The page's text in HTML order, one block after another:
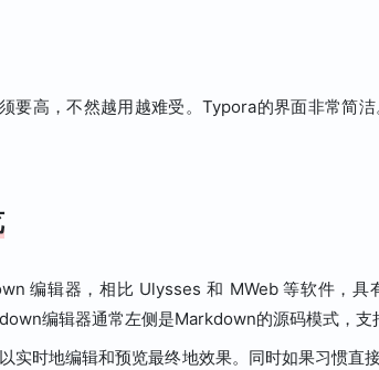
要高，不然越用越难受。Typora的界面非常简
编辑器，相比 Ulysses 和 MWeb 等软件，具
编辑器通常左侧是Markdown的源码模式，支
实时地编辑和预览最终地效果。同时如果习惯直